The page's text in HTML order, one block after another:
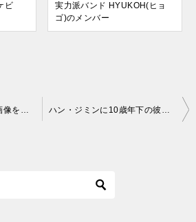
ビ
実力派バンド HYUKOH(ヒョ
ゴ)のメンバー
キム・スヒョンがSNS画像を即削除！キム・ジウォンとのラブスタグラム？ ハン・ジミンに10歳年下の彼氏！熱愛相手はJANNABIのチェ・ジョンフン